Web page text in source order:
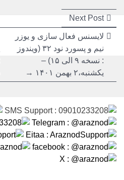
راهبری
نوشته
Next Post
post:
راهبری
نوشته
لایسنس فعال سازی و یوزر
نیم و پسورد نود ۳۲ (ویندوز
: نسخه ۹ الی ۱۵) –
یکشنبه،۲ بهمن ۱۴۰۱ →